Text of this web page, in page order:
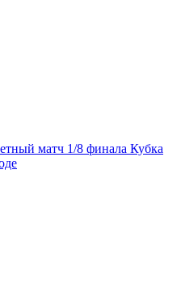
матч 1/8 финала Кубка